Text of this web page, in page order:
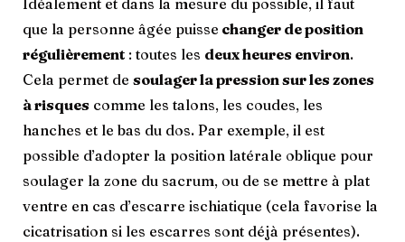
Idéalement et dans la mesure du possible, il faut
que la personne âgée puisse changer de position
régulièrement : toutes les deux heures environ.
Cela permet de soulager la pression sur les zones
à risques comme les talons, les coudes, les
hanches et le bas du dos. Par exemple, il est
possible d’adopter la position latérale oblique pour
soulager la zone du sacrum, ou de se mettre à plat
ventre en cas d’escarre ischiatique (cela favorise la
cicatrisation si les escarres sont déjà présentes).